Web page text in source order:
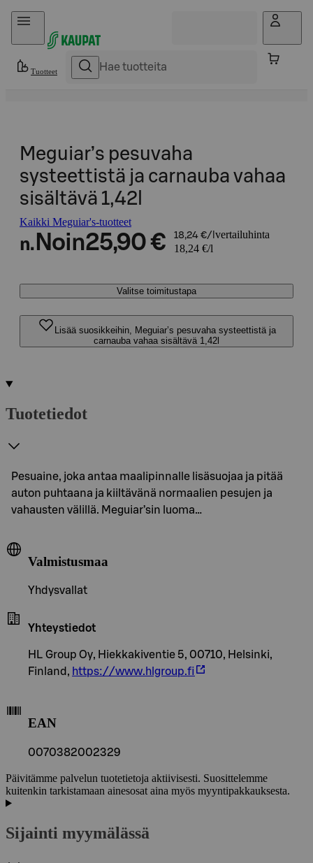
Hyppää sisältöön
Tuotteet
Meguiar’s pesuvaha
systeettistä ja carnauba vahaa
sisältävä 1,42l
Kaikki Meguiar's-tuotteet
n. Noin25,90 € 18,24 €/l vertailuhinta
18,24 €/l
Valitse toimitustapa
Lisää suosikkeihin, Meguiar’s pesuvaha systeettistä ja
carnauba vahaa sisältävä 1,42l
Tuotetiedot
Pesuaine, joka antaa maalipinnalle lisäsuojaa ja pitää
auton puhtaana ja kiiltävänä normaalien pesujen ja
vahausten välillä. Meguiar’sin luoma…
Valmistusmaa
Yhdysvallat
Yhteystiedot
HL Group Oy, Hiekkakiventie 5, 00710, Helsinki,
Finland, https://www.hlgroup.fi
EAN
0070382002329
Päivitämme palvelun tuotetietoja aktiivisesti. Suosittelemme
kuitenkin tarkistamaan ainesosat aina myös myyntipakkauksesta.
Sijainti myymälässä